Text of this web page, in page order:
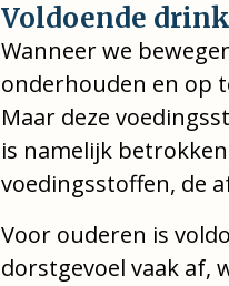
Voldoende
Wanneer we
onderhouden en op
Maar deze
is namelijk
voedingsstoffen, de
Voor ouderen is
dorstgevoel vaak af,